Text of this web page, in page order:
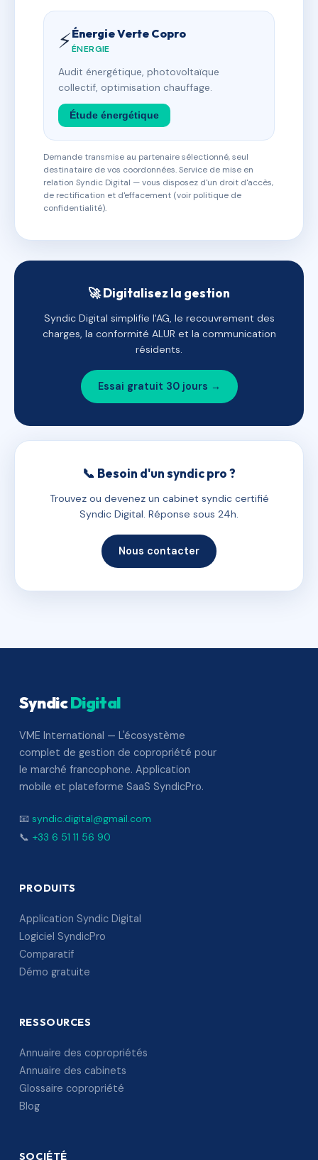
⚡Énergie Verte Copro
ÉNERGIE
Audit énergétique, photovoltaïque
collectif, optimisation chauffage.
Étude énergétique
Demande transmise au partenaire sélectionné, seul
destinataire de vos coordonnées. Service de mise en
relation Syndic Digital — vous disposez d'un droit d'accès,
de rectification et d'effacement (voir politique de
confidentialité).
🚀 Digitalisez la gestion
Syndic Digital simplifie l'AG, le recouvrement des
charges, la conformité ALUR et la communication
résidents.
Essai gratuit 30 jours →
📞 Besoin d'un syndic pro ?
Trouvez ou devenez un cabinet syndic certifié
Syndic Digital. Réponse sous 24h.
Nous contacter
SyndicDigital
VME International — L'écosystème
complet de gestion de copropriété pour
le marché francophone. Application
mobile et plateforme SaaS SyndicPro.
📧 syndic.digital@gmail.com
📞 +33 6 51 11 56 90
PRODUITS
Application Syndic Digital
Logiciel SyndicPro
Comparatif
Démo gratuite
RESSOURCES
Annuaire des copropriétés
Annuaire des cabinets
Glossaire copropriété
Blog
SOCIÉTÉ